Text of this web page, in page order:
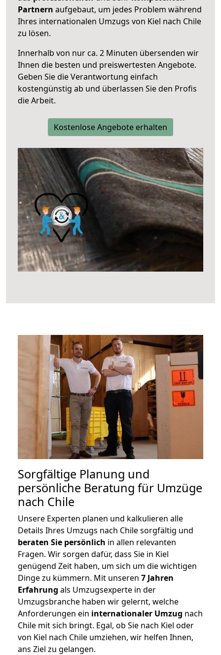
Partnern aufgebaut, um jedes Problem während
Ihres internationalen Umzugs von Kiel nach Chile
zu lösen.
Innerhalb von nur ca. 2 Minuten übersenden wir
Ihnen die besten und preiswertesten Angebote.
Geben Sie die Verantwortung einfach
kostengünstig ab und überlassen Sie den Profis
die Arbeit.
Kostenlose Angebote erhalten
Sorgfältige Planung und
persönliche Beratung für Umzüge
nach Chile
Unsere Experten planen und kalkulieren alle
Details Ihres Umzugs nach Chile sorgfältig und
beraten Sie persönlich in allen relevanten
Fragen. Wir sorgen dafür, dass Sie in Kiel
genügend Zeit haben, um sich um die wichtigen
Dinge zu kümmern. Mit unseren 7 Jahren
Erfahrung als Umzugsexperte in der
Umzugsbranche haben wir gelernt, welche
Anforderungen ein internationaler Umzug nach
Chile mit sich bringt. Egal, ob Sie nach Kiel oder
von Kiel nach Chile umziehen, wir helfen Ihnen,
ans Ziel zu gelangen.